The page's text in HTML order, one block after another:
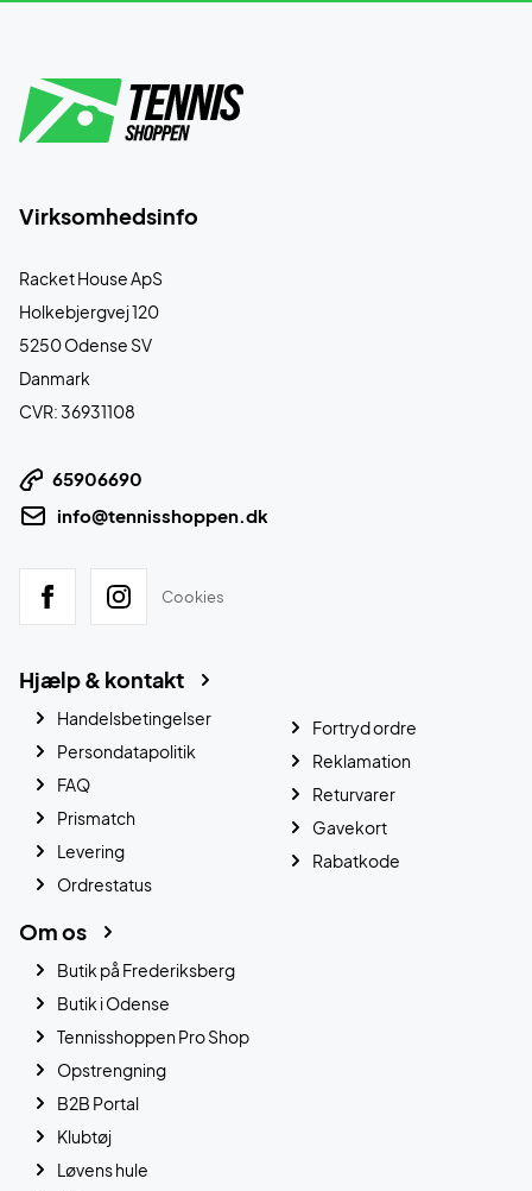
Virksomhedsinfo
Racket House ApS
Holkebjergvej 120
5250 Odense SV
Danmark
CVR: 36931108
65906690
info@tennisshoppen.dk
Cookies
Hjælp & kontakt
Handelsbetingelser
Persondatapolitik
FAQ
Prismatch
Levering
Ordrestatus
Fortryd ordre
Reklamation
Returvarer
Gavekort
Rabatkode
Om os
Butik på Frederiksberg
Butik i Odense
Tennisshoppen Pro Shop
Opstrengning
B2B Portal
Klubtøj
Løvens hule